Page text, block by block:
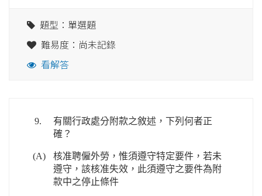
題型：單選題
難易度：尚未記錄
看解答
9.
有關行政處分附款之敘述，下列何者正
確？
(A)
核准聘僱外勞，惟須遵守特定要件，若未
遵守，該核准失效，此須遵守之要件為附
款中之停止條件